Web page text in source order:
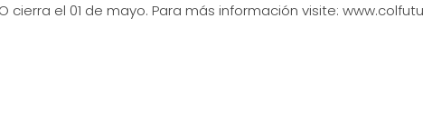
cierra el 01 de mayo. Para más información visite: